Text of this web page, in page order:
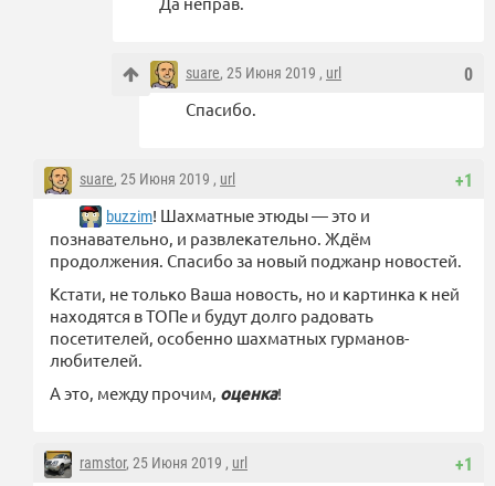
0
suare, 25 Июня 2019 , url
Спасибо.
+1
suare, 25 Июня 2019 , url
buzzim! Шахматные этюды — это и
познавательно, и развлекательно. Ждём
продолжения. Спасибо за новый поджанр новостей.
Кстати, не только Ваша новость, но и картинка к ней
находятся в ТОПе и будут долго радовать
посетителей, особенно шахматных гурманов-
любителей.
А это, между прочим, оценка!
+1
ramstor, 25 Июня 2019 , url